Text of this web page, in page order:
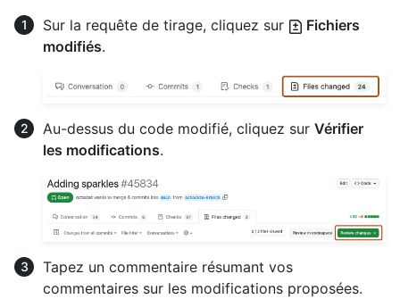
Sur la requête de tirage, cliquez sur
Fichiers
modifiés.
Au-dessus du code modifié, cliquez sur Vérifier
les modifications.
Tapez un commentaire résumant vos
commentaires sur les modifications proposées.